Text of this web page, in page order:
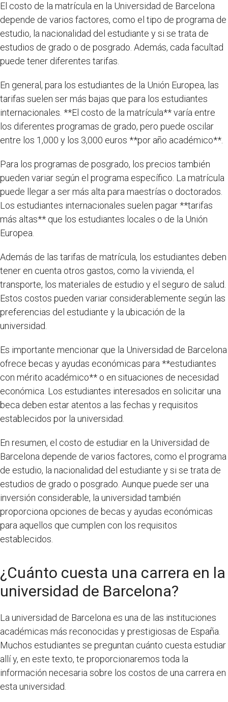
El costo de la matrícula en la Universidad de Barcelona
depende de varios factores, como el tipo de programa de
estudio, la nacionalidad del estudiante y si se trata de
estudios de grado o de posgrado. Además, cada facultad
puede tener diferentes tarifas.
En general, para los estudiantes de la Unión Europea, las
tarifas suelen ser más bajas que para los estudiantes
internacionales. **El costo de la matrícula** varía entre
los diferentes programas de grado, pero puede oscilar
entre los 1,000 y los 3,000 euros **por año académico**.
Para los programas de posgrado, los precios también
pueden variar según el programa específico. La matrícula
puede llegar a ser más alta para maestrías o doctorados.
Los estudiantes internacionales suelen pagar **tarifas
más altas** que los estudiantes locales o de la Unión
Europea.
Además de las tarifas de matrícula, los estudiantes deben
tener en cuenta otros gastos, como la vivienda, el
transporte, los materiales de estudio y el seguro de salud.
Estos costos pueden variar considerablemente según las
preferencias del estudiante y la ubicación de la
universidad.
Es importante mencionar que la Universidad de Barcelona
ofrece becas y ayudas económicas para **estudiantes
con mérito académico** o en situaciones de necesidad
económica. Los estudiantes interesados en solicitar una
beca deben estar atentos a las fechas y requisitos
establecidos por la universidad.
En resumen, el costo de estudiar en la Universidad de
Barcelona depende de varios factores, como el programa
de estudio, la nacionalidad del estudiante y si se trata de
estudios de grado o posgrado. Aunque puede ser una
inversión considerable, la universidad también
proporciona opciones de becas y ayudas económicas
para aquellos que cumplen con los requisitos
establecidos.
¿Cuánto cuesta una carrera en la
universidad de Barcelona?
La universidad de Barcelona es una de las instituciones
académicas más reconocidas y prestigiosas de España.
Muchos estudiantes se preguntan cuánto cuesta estudiar
allí y, en este texto, te proporcionaremos toda la
información necesaria sobre los costos de una carrera en
esta universidad.